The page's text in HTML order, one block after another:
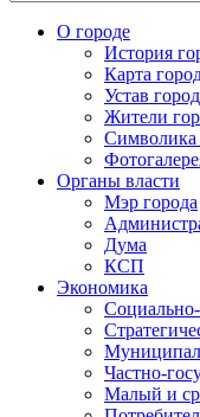
О городе
История
Карта
Устав
Жители
Символика
Органы власти
Мэр города
Дума
КСП
Экономика
Частно-
Малый и